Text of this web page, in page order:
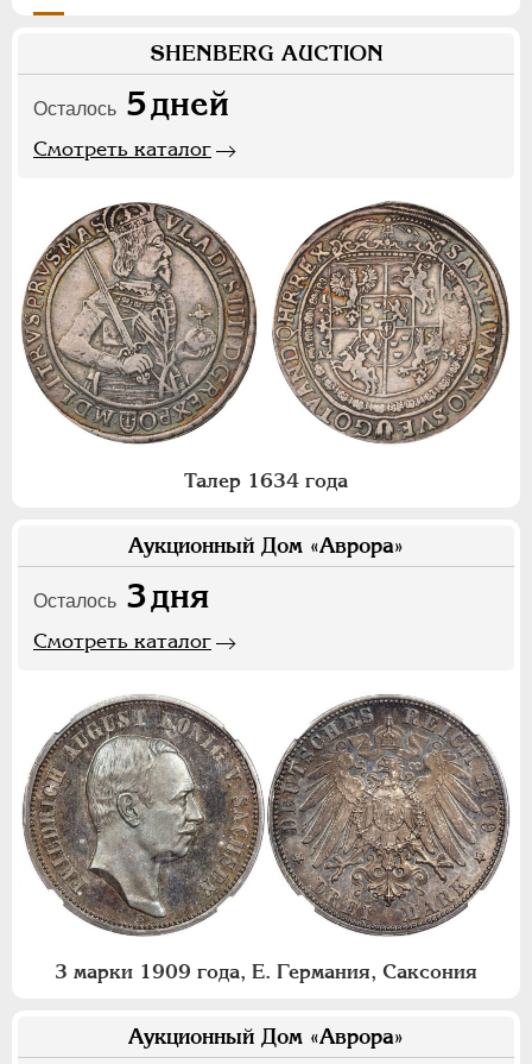
SHENBERG AUCTION
Осталось 5дней
Смотреть каталог
Талер 1634 года
Аукционный Дом «Аврора»
Осталось 3дня
Смотреть каталог
3 марки 1909 года, Е. Германия, Саксония
Аукционный Дом «Аврора»